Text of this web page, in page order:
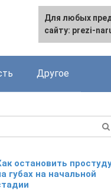
Другое
остановить
губах на начальной
Для любых
сайту: prezi-